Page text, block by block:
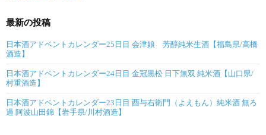
最新の投稿
日本酒アドベントカレンダー25日目 会津娘 芳醇純米生酒【福島県/高橋
酒造】
日本酒アドベントカレンダー24日目 金冠黒松 日下無双 純米酒【山口県/
村重酒造】
日本酒アドベントカレンダー23日目 酉与右衛門（よえもん）純米酒 無ろ
過 阿波山田錦【岩手県/川村酒造】